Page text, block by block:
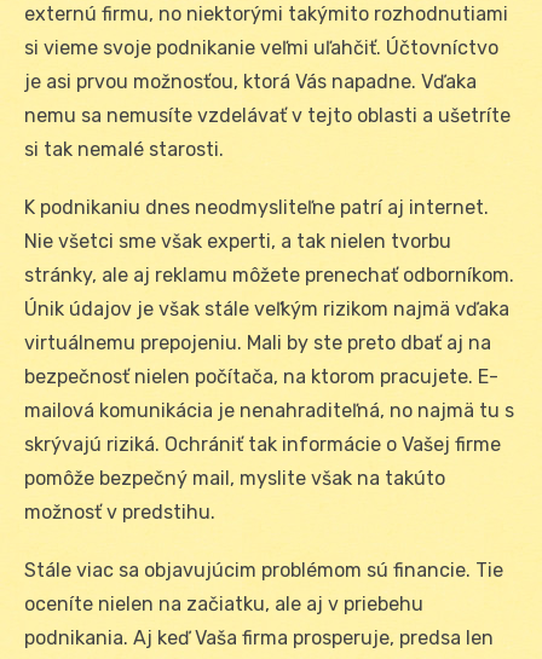
externú firmu, no niektorými takýmito rozhodnutiami
si vieme svoje podnikanie veľmi uľahčiť. Účtovníctvo
je asi prvou možnosťou, ktorá Vás napadne. Vďaka
nemu sa nemusíte vzdelávať v tejto oblasti a ušetríte
si tak nemalé starosti.
K podnikaniu dnes neodmysliteľne patrí aj internet.
Nie všetci sme však experti, a tak nielen tvorbu
stránky, ale aj reklamu môžete prenechať odborníkom.
Únik údajov je však stále veľkým rizikom najmä vďaka
virtuálnemu prepojeniu. Mali by ste preto dbať aj na
bezpečnosť nielen počítača, na ktorom pracujete. E-
mailová komunikácia je nenahraditeľná, no najmä tu s
skrývajú riziká. Ochrániť tak informácie o Vašej firme
pomôže bezpečný mail, myslite však na takúto
možnosť v predstihu.
Stále viac sa objavujúcim problémom sú financie. Tie
oceníte nielen na začiatku, ale aj v priebehu
podnikania. Aj keď Vaša firma prosperuje, predsa len